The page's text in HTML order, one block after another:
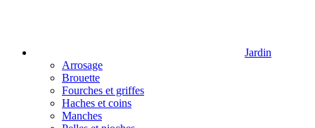
Jardin
Arrosage
Brouette
Fourches et griffes
Haches et coins
Manches